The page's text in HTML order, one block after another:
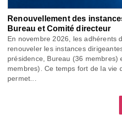
Renouvellement des
Bureau et Comité directeur
En novembre 2026, les adhérents
renouveler les instances
présidence, Bureau (36 membres)
membres). Ce temps fort de la vie
permet...